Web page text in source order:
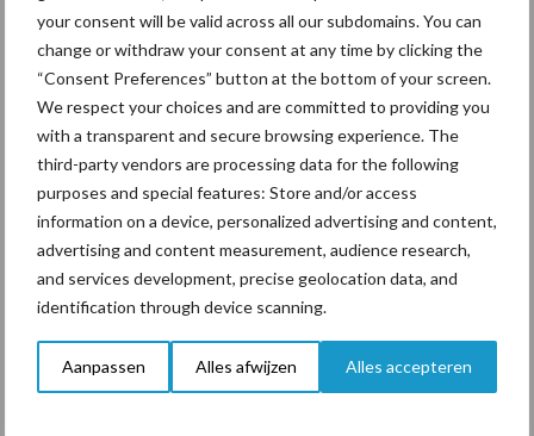
your consent will be valid across all our subdomains. You can
change or withdraw your consent at any time by clicking the
“Consent Preferences” button at the bottom of your screen.
We respect your choices and are committed to providing you
with a transparent and secure browsing experience. The
third-party vendors are processing data for the following
purposes and special features: Store and/or access
information on a device, personalized advertising and content,
advertising and content measurement, audience research,
and services development, precise geolocation data, and
identification through device scanning.
Aanpassen Alles afwijzen Alles accepteren
Themapagina's
Diergezondheid Bemesting Fokkerij
Bedrijfsnieuws
Ligbox &
Voerhekken